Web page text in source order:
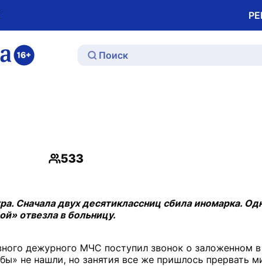
Просмотры
533
Сначала двух десятиклассниц сбила иномарка.
отвезла в больницу.
дежурного МЧС поступил звонок о заложенном
не нашли, но занятия все же пришлось прервать